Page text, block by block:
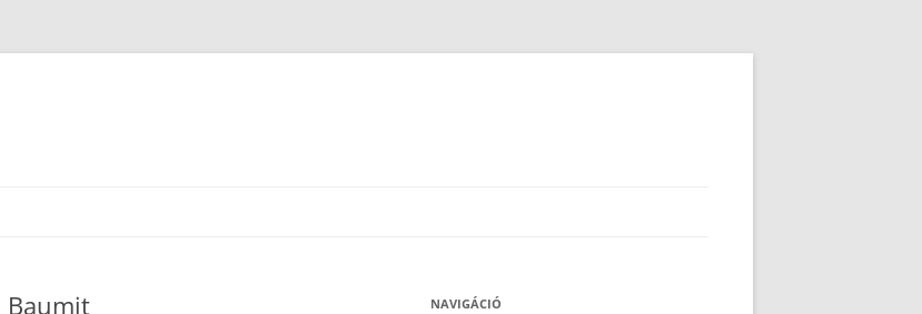
Baumit NAVIGÁCIÓ